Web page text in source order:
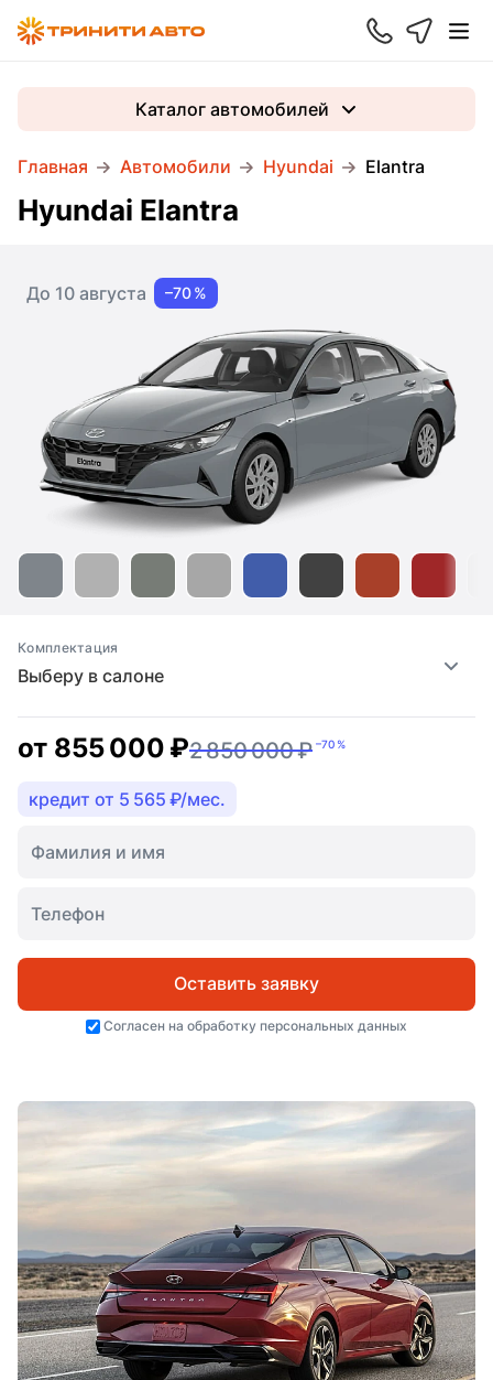
Главная Автомобили Hyundai Elantra
Каталог автомобилей
Hyundai Elantra
До 10 августа –70 %
Выберу в салоне
Комплектация
от 855 000 ₽2 850 000 ₽ –70 %
кредит от 5 565 ₽/мес.
Оставить заявку
Согласен на обработку персональных данных